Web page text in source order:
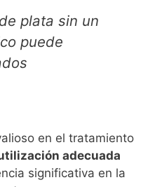
plata sin un
puede
en el tratamiento
adecuada
significativa en la